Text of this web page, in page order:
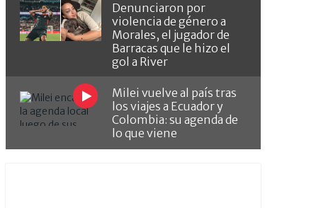
Denunciaron por
violencia de género a
Morales, el jugador de
Barracas que le hizo el
gol a River
Milei vuelve al país tras
los viajes a Ecuador y
Colombia: su agenda de
lo que viene